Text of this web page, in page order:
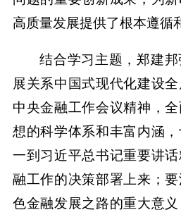
高质量发展提供了根本遵循
结合学习主题，郑建
展关系中国式现代化建设
中央金融工作会议精神，
想的科学体系和丰富内涵
一到习近平总书记重要讲
融工作的决策部署上来；
色金融发展之路的重大意